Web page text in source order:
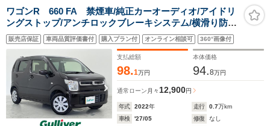
ワゴンR 660 FA 禁煙車/純正カーオーディオ/アイドリ
ングストップ/アンチロックブレーキシステム/横滑り防止
装置/オートライト/電動格納ミラー/ドアバイザー/リモコ
ンキー/フロアマット
販売店保証 車両品質評価書付 購入プラン付 オンライン相談可 360°画像付
支払総額
98.1万円
本体価格
94.8万円
通常ローン 月々 12,900円
年式 2022年 走行 0.7万km
車検
'27/05 修復
なし